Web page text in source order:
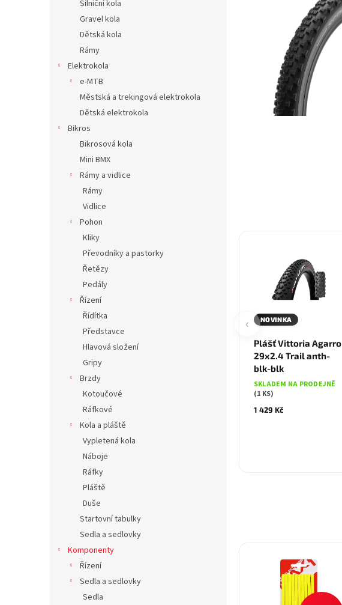
Silniční kola
Gravel kola
Dětská kola
Rámy
Elektrokola
e-MTB
Městská a trekingová elektrokola
Dětská elektrokola
Bikros
Bikrosová kola
Mini BMX
Rámy a vidlice
Rámy
Vidlice
Pohon
Kliky
Převodníky a pastorky
Řetězy
Pedály
Řízení
Řídítka
Představce
Hlavová složení
Gripy
Brzdy
Kotoučové
Ráfkové
Kola a pláště
Vypletená kola
Náboje
Ráfky
Pláště
Duše
Startovní tabulky
Sedla a sedlovky
Komponenty
Řízení
Sedla a sedlovky
Sedla
‹ NOVINKA
Plášť Vittoria Agarro
29x2.4 Trail anth-
blk-blk
SKLADEM NA PRODEJNĚ
(1 KS)
1 429 Kč